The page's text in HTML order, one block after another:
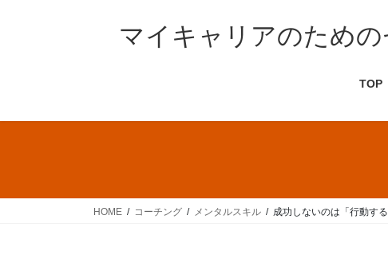
ス
ン
マイキャリアのため
TOP
HOME コーチング メンタルスキル 成功しないのは「行動す